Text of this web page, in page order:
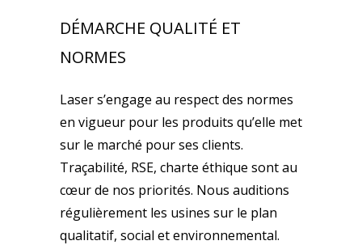
DÉMARCHE QUALITÉ ET
NORMES
Laser s’engage au respect des normes
en vigueur pour les produits qu’elle met
sur le marché pour ses clients.
Traçabilité, RSE, charte éthique sont au
cœur de nos priorités. Nous auditions
régulièrement les usines sur le plan
qualitatif, social et environnemental.